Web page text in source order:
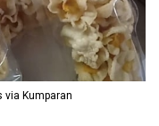
via Kumparan